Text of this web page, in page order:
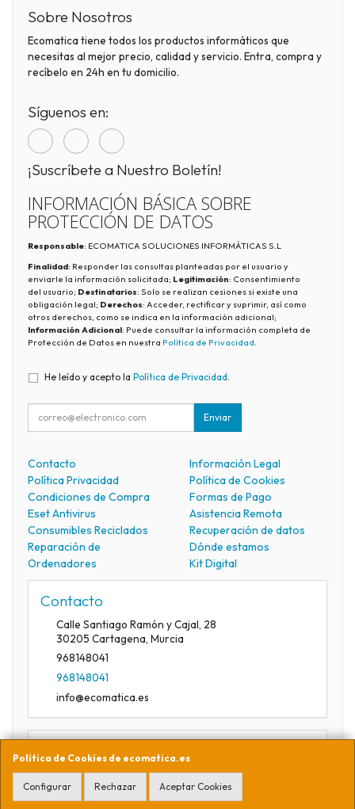
Política de Cookies de ecomatica.es
Configurar Rechazar Aceptar Cookies
Sobre Nosotros
Ecomatica tiene todos los productos informáticos que
necesitas al mejor precio, calidad y servicio. Entra, compra y
recíbelo en 24h en tu domicilio.
Síguenos en:
¡Suscríbete a Nuestro Boletín!
INFORMACIÓN BÁSICA SOBRE
PROTECCIÓN DE DATOS
Responsable: ECOMATICA SOLUCIONES INFORMÁTICAS S.L
Finalidad: Responder las consultas planteadas por el usuario y
enviarle la información solicitada; Legitimación: Consentimiento
del usuario; Destinatarios: Solo se realizan cesiones si existe una
obligación legal; Derechos: Acceder, rectificar y suprimir, así como
otros derechos, como se indica en la información adicional;
Información Adicional: Puede consultar la información completa de
Protección de Datos en nuestra Política de Privacidad.
He leído y acepto la Política de Privacidad
Enviar
Contacto
Información Legal
Política Privacidad
Política de Cookies
Condiciones de Compra
Formas de Pago
Eset Antivirus
Asistencia Remota
Consumibles Reciclados
Recuperación de datos
Reparación de
Ordenadores
Dónde estamos
Kit Digital
Contacto
Calle Santiago Ramón y Cajal, 28
30205 Cartagena, Murcia
968148041
968148041
info@ecomatica.es
Horario
09:30-13:30